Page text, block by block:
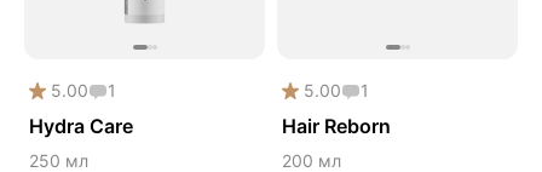
5.00 1
Hydra Care
250 мл
5.00 1
Hair Reborn
200 мл